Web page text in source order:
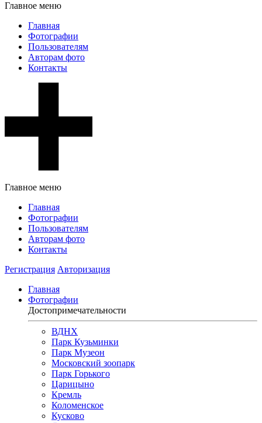
Главное меню
Главная
Фотографии
Пользователям
Авторам фото
Контакты
Главное меню
Главная
Фотографии
Пользователям
Авторам фото
Контакты
Регистрация Авторизация
Главная
Фотографии
Достопримечательности
ВДНХ
Парк Кузьминки
Парк Музеон
Московский зоопарк
Парк Горького
Царицыно
Кремль
Коломенское
Кусково